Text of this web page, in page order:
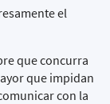
el
que concurra
que impidan
con la